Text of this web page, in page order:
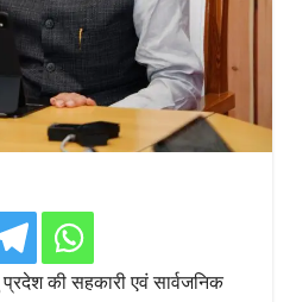
की सहकारी एवं सार्वजनिक